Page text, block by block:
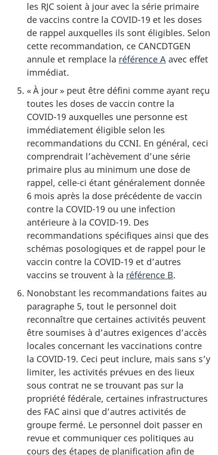
les RJC soient à jour avec la série primaire
de vaccins contre la COVID-19 et les doses
de rappel auxquelles ils sont éligibles. Selon
cette recommandation, ce CANCDTGEN
annule et remplace la référence A avec effet
immédiat.
« À jour » peut être défini comme ayant reçu
toutes les doses de vaccin contre la
COVID-19 auxquelles une personne est
immédiatement éligible selon les
recommandations du CCNI. En général, ceci
comprendrait l’achèvement d’une série
primaire plus au minimum une dose de
rappel, celle-ci étant généralement donnée
6 mois après la dose précédente de vaccin
contre la COVID-19 ou une infection
antérieure à la COVID-19. Des
recommandations spécifiques ainsi que des
schémas posologiques et de rappel pour le
vaccin contre la COVID-19 et d’autres
vaccins se trouvent à la référence B.
Nonobstant les recommandations faites au
paragraphe 5, tout le personnel doit
reconnaître que certaines activités peuvent
être soumises à d’autres exigences d’accès
locales concernant les vaccinations contre
la COVID-19. Ceci peut inclure, mais sans s’y
limiter, les activités prévues en des lieux
sous contrat ne se trouvant pas sur la
propriété fédérale, certaines infrastructures
des FAC ainsi que d’autres activités de
groupe fermé. Le personnel doit passer en
revue et communiquer ces politiques au
cours des étapes de planification afin de